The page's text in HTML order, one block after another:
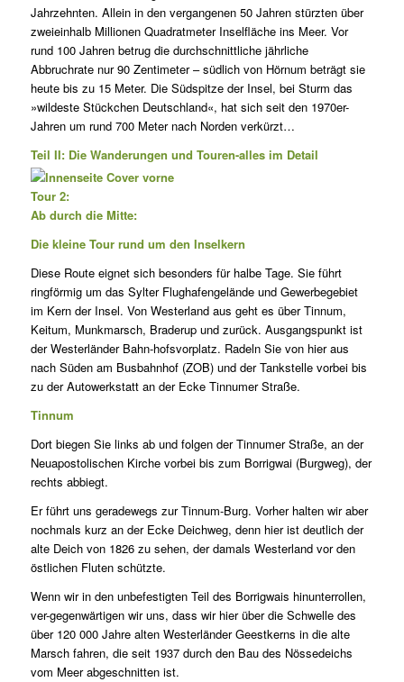
Jahrzehnten. Allein in den vergangenen 50 Jahren stürzten über
zweieinhalb Millionen Quadratmeter Inselfläche ins Meer. Vor
rund 100 Jahren betrug die durchschnittliche jährliche
Abbruchrate nur 90 Zentimeter – südlich von Hörnum beträgt sie
heute bis zu 15 Meter. Die Südspitze der Insel, bei Sturm das
»wildeste Stückchen Deutschland«, hat sich seit den 1970er-
Jahren um rund 700 Meter nach Norden verkürzt…
Teil II: Die Wanderungen und Touren-alles im Detail
Tour 2:
Ab durch die Mitte:
Die kleine Tour rund um den Inselkern
Diese Route eignet sich besonders für halbe Tage. Sie führt
ringförmig um das Sylter Flughafengelände und Gewerbegebiet
im Kern der Insel. Von Westerland aus geht es über Tinnum,
Keitum, Munkmarsch, Braderup und zurück. Ausgangspunkt ist
der Westerländer Bahn-hofsvorplatz. Radeln Sie von hier aus
nach Süden am Busbahnhof (ZOB) und der Tankstelle vorbei bis
zu der Autowerkstatt an der Ecke Tinnumer Straße.
Tinnum
Dort biegen Sie links ab und folgen der Tinnumer Straße, an der
Neuapostolischen Kirche vorbei bis zum Borrigwai (Burgweg), der
rechts abbiegt.
Er führt uns geradewegs zur Tinnum-Burg. Vorher halten wir aber
nochmals kurz an der Ecke Deichweg, denn hier ist deutlich der
alte Deich von 1826 zu sehen, der damals Westerland vor den
östlichen Fluten schützte.
Wenn wir in den unbefestigten Teil des Borrigwais hinunterrollen,
ver-gegenwärtigen wir uns, dass wir hier über die Schwelle des
über 120 000 Jahre alten Westerländer Geestkerns in die alte
Marsch fahren, die seit 1937 durch den Bau des Nössedeichs
vom Meer abgeschnitten ist.